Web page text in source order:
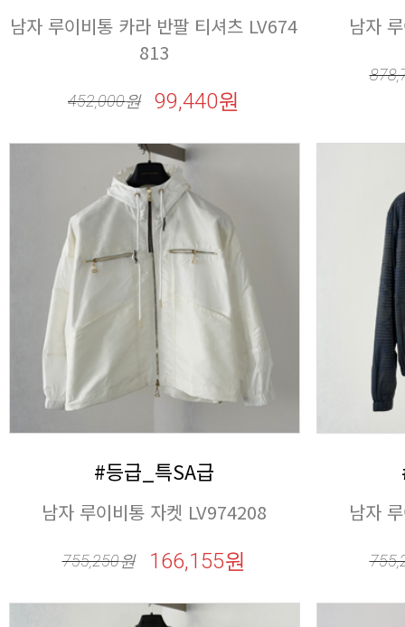
813
452,000원 99,440원
남자
#등급_특SA급
남자 루이비통 자켓 LV974208
755,250원 166,155원
남자